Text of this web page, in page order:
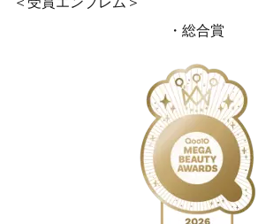
・総合賞